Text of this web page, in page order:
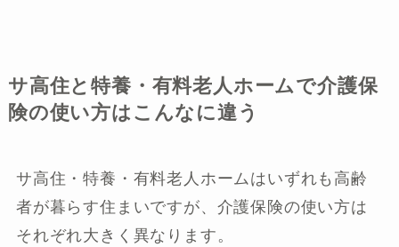
サ高住と特養・有料老人ホームで介護保
険の使い方はこんなに違う
サ高住・特養・有料老人ホームはいずれも高齢
者が暮らす住まいですが、介護保険の使い方は
それぞれ大きく異なります。